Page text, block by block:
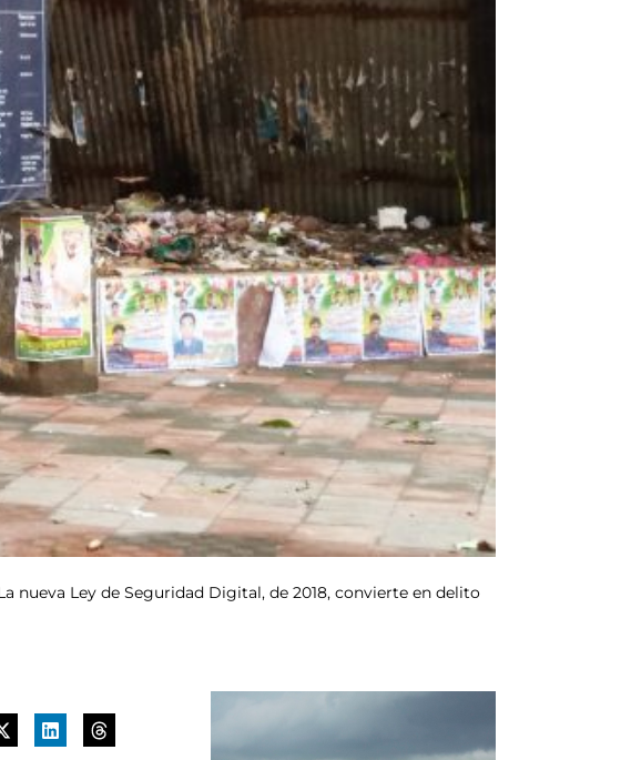
nueva Ley de Seguridad Digital, de 2018, convierte en delito